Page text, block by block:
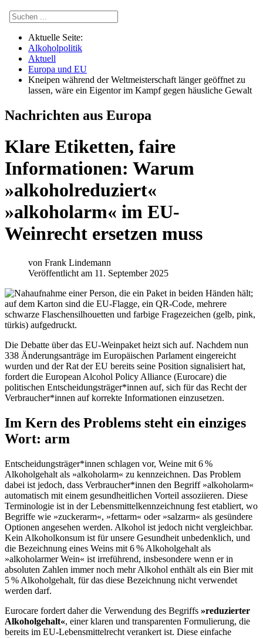
Aktuelle Seite:
Alkoholpolitik
Aktuell
Europa und EU
Kneipen während der Weltmeisterschaft länger geöffnet zu
lassen, wäre ein Eigentor im Kampf gegen häusliche Gewalt
Nachrichten aus Europa
Klare Etiketten, faire
Informationen: Warum
»alkoholreduziert«
»alkoholarm« im EU-
Weinrecht ersetzen muss
von Frank Lindemann
Veröffentlicht am 11. September 2025
Die Debatte über das EU-Weinpaket heizt sich auf. Nachdem nun
338 Änderungsanträge im Europäischen Parlament eingereicht
wurden und der Rat der EU bereits seine Position signalisiert hat,
fordert die European Alcohol Policy Alliance (Eurocare) die
politischen Entscheidungsträger*innen auf, sich für das Recht der
Verbraucher*innen auf korrekte Informationen einzusetzen.
Im Kern des Problems steht ein einziges
Wort: arm
Entscheidungsträger*innen schlagen vor, Weine mit 6 %
Alkoholgehalt als »alkoholarm« zu kennzeichnen. Das Problem
dabei ist jedoch, dass Verbraucher*innen den Begriff »alkoholarm«
automatisch mit einem gesundheitlichen Vorteil assoziieren. Diese
Terminologie ist in der Lebensmittelkennzeichnung fest etabliert, wo
Begriffe wie »zuckerarm«, »fettarm« oder »salzarm« als gesündere
Optionen angesehen werden. Alkohol ist jedoch nicht vergleichbar.
Kein Alkoholkonsum ist für unsere Gesundheit unbedenklich, und
die Bezeichnung eines Weins mit 6 % Alkoholgehalt als
»alkoholarmer Wein« ist irreführend, insbesondere wenn er in
absoluten Zahlen immer noch mehr Alkohol enthält als ein Bier mit
5 % Alkoholgehalt, für das diese Bezeichnung nicht verwendet
werden darf.
Eurocare fordert daher die Verwendung des Begriffs »reduzierter
Alkoholgehalt«, einer klaren und transparenten Formulierung, die
bereits im EU-Lebensmittelrecht verankert ist. Diese einfache